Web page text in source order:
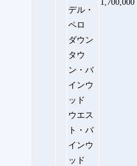
デル・
ペロ
ダウン
タウ
ン・バ
インウ
ッド
ウエス
ト・バ
インウ
ッド
1,700,000